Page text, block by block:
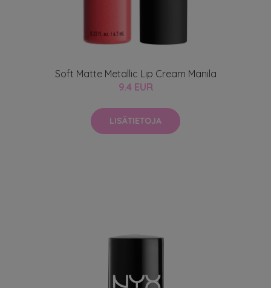
Soft Matte Metallic Lip Cream Manila
9.4 EUR
LISÄTIETOJA